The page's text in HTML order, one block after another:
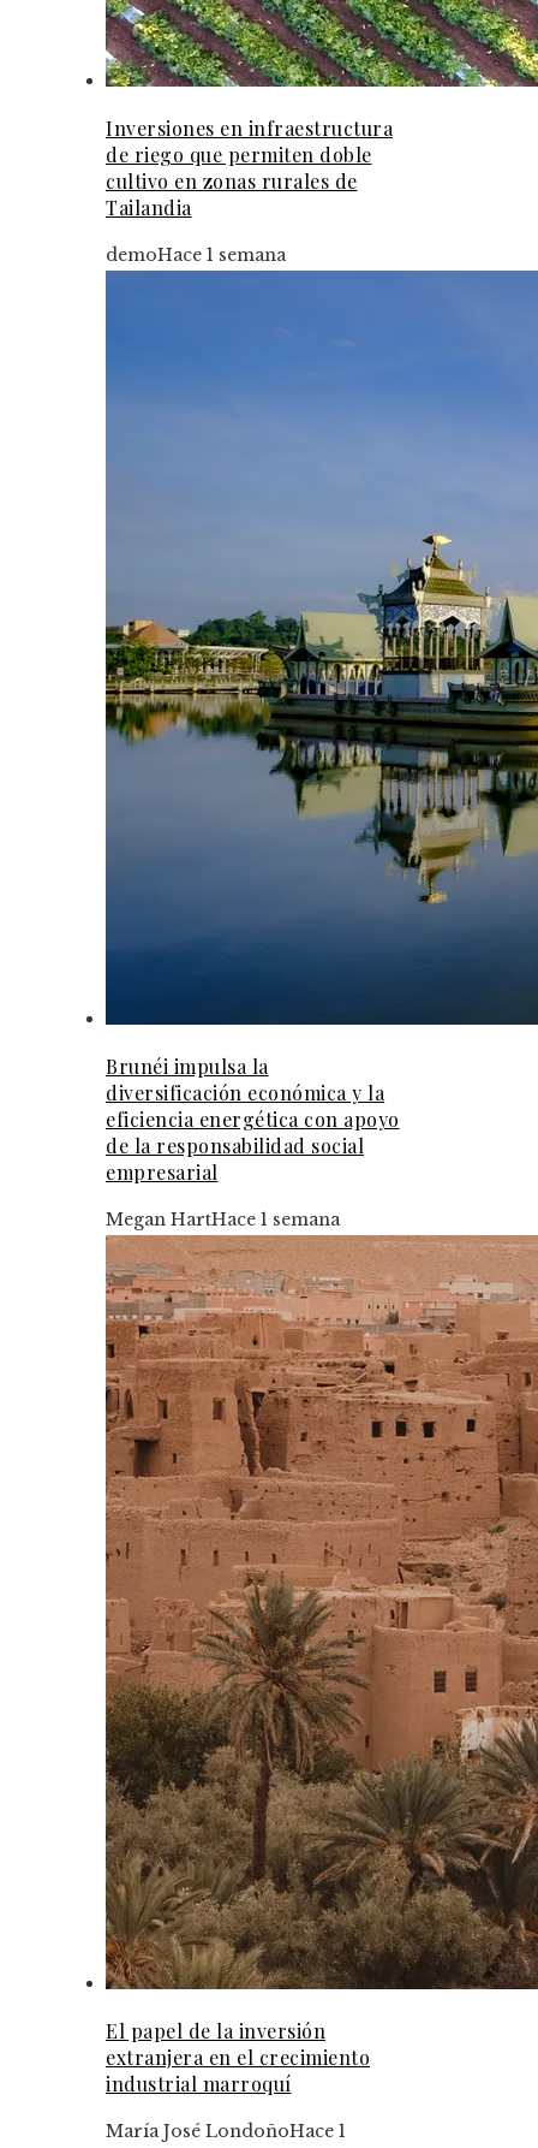
Inversiones en infraestructura
de riego que permiten doble
cultivo en zonas rurales de
Tailandia
demoHace 1 semana
Brunéi impulsa la
diversificación económica y la
eficiencia energética con apoyo
de la responsabilidad social
empresarial
Megan HartHace 1 semana
El papel de la inversión
extranjera en el crecimiento
industrial marroquí
María José LondoñoHace 1